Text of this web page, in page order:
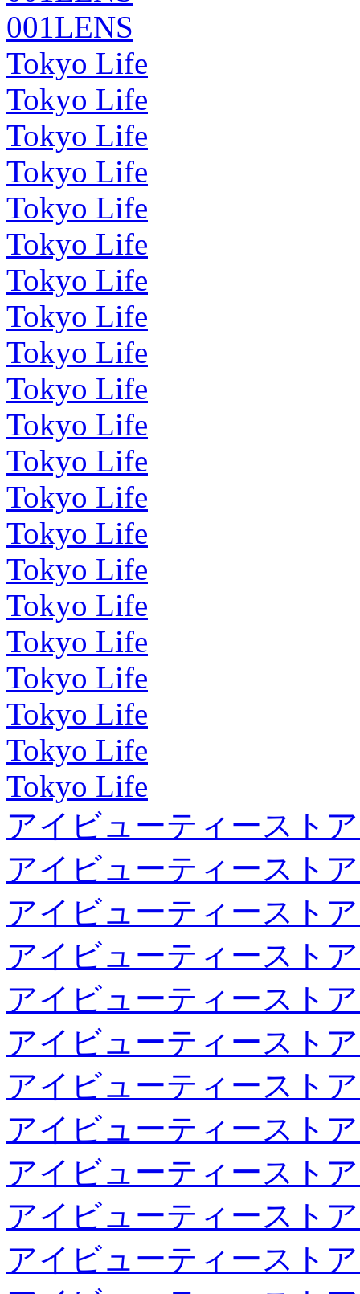
001LENS
Tokyo Life
Tokyo Life
Tokyo Life
Tokyo Life
Tokyo Life
Tokyo Life
Tokyo Life
Tokyo Life
Tokyo Life
Tokyo Life
Tokyo Life
Tokyo Life
Tokyo Life
Tokyo Life
Tokyo Life
Tokyo Life
Tokyo Life
Tokyo Life
Tokyo Life
Tokyo Life
Tokyo Life
アイビューティースト
アイビューティースト
アイビューティースト
アイビューティースト
アイビューティースト
アイビューティースト
アイビューティースト
アイビューティースト
アイビューティースト
アイビューティースト
アイビューティースト